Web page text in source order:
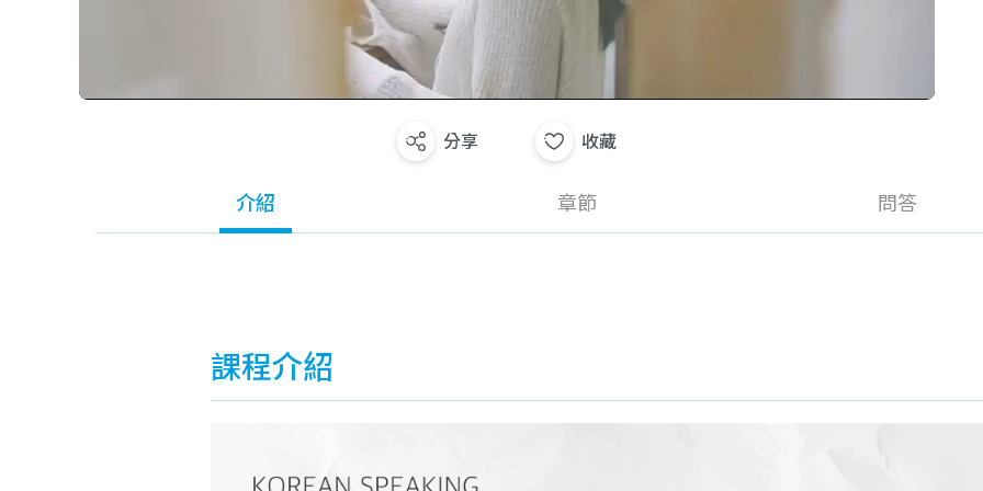
分享 收藏
介紹 章節 問答
課程介紹